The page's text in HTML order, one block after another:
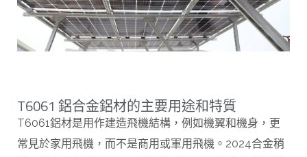
T6061 鋁合金鋁材的主要用途和特質
T6061鋁材是用作建造飛機結構，例如機翼和機身，更
常見於家用飛機，而不是商用或軍用飛機。2024合金稍